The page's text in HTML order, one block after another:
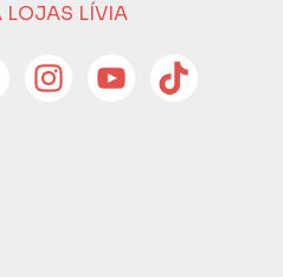
LOJAS LÍVIA